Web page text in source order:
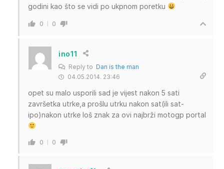
godini kao što se vidi po ukpnom poretku
0 0
ino11
Reply to Dan is the man
04.05.2014. 23:46
opet su malo usporili sad je vijest nakon 5 sati
završetka utrke,a prošlu utrku nakon sat(ili sat-
ipo)nakon utrke loš znak za ovi najbrži motogp portal
0 0